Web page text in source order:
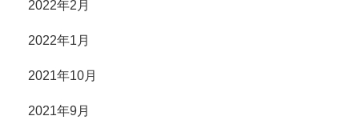
2022年2月
2022年1月
2021年10月
2021年9月